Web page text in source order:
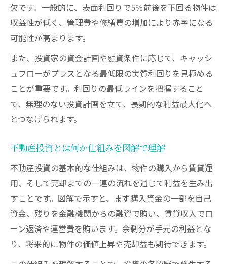
欠です。一般的に、表面利回りで5％前後を下回る物件は
収益性が低く、管理費や修繕費の増加により赤字になる
可能性が高まります。
また、投資家の資金計画や融資条件に応じて、キャッシ
ュフローがプラスとなる最低限の実質利回りを見極める
ことが重要です。利回りの最低ラインを把握すること
で、無理のない投資計画を立て、長期的な利益最大化へ
とつなげられます。
不動産投資とは何か仕組みを図解で理解
不動産投資の基本的な仕組みは、物件の購入から賃貸運
用、そして売却までの一連の流れを通じて利益を生み出
すことです。図解で示すと、まず購入資金の一部を自己
資金、残りを金融機関からの融資で賄い、賃貸収入でロ
ーン返済や運営費を賄います。余剰分が手元の利益とな
り、将来的に物件の価値上昇や売却益も期待できます。